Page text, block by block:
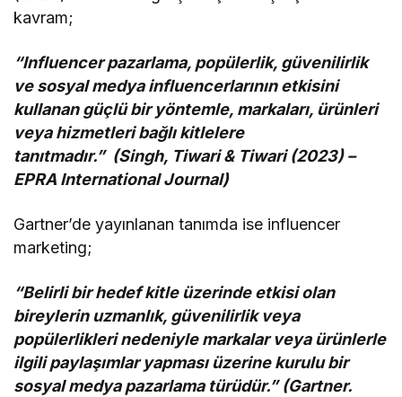
kavram;
“Influencer pazarlama, popülerlik, güvenilirlik
ve sosyal medya influencerlarının etkisini
kullanan güçlü bir yöntemle, markaları, ürünleri
veya hizmetleri bağlı kitlelere
tanıtmadır.” (Singh, Tiwari & Tiwari (2023) –
EPRA International Journal)
Gartner’de yayınlanan tanımda ise influencer
marketing;
“Belirli bir hedef kitle üzerinde etkisi olan
bireylerin uzmanlık, güvenilirlik veya
popülerlikleri nedeniyle markalar veya ürünlerle
ilgili paylaşımlar yapması üzerine kurulu bir
sosyal medya pazarlama türüdür.” (Gartner.